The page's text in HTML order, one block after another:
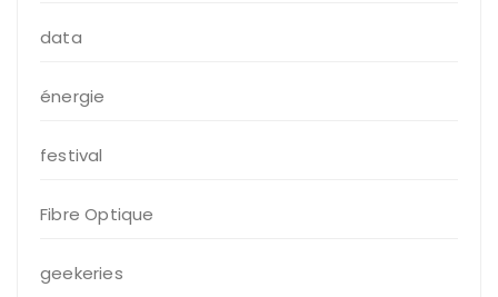
data
énergie
festival
Fibre Optique
geekeries